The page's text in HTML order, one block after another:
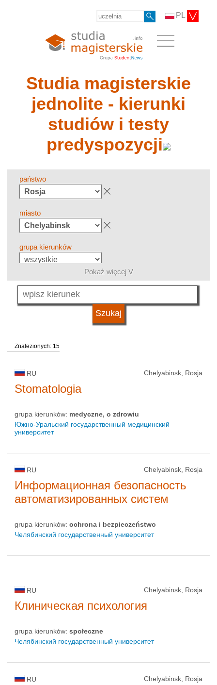
PL
Studia magisterskie
jednolite - kierunki
studiów i testy
predyspozycji
państwo
miasto
grupa kierunków
język
status uczelni
Pokaż więcej V
Znalezionych: 15
RU Chelyabinsk, Rosja
Stomatologia
grupa kierunków: medyczne, o zdrowiu
Южно-Уральский государственный медицинский
университет
RU Chelyabinsk, Rosja
Информационная безопасность
автоматизированных систем
grupa kierunków: ochrona i bezpieczeństwo
Челябинский государственный университет
RU Chelyabinsk, Rosja
Клиническая психология
grupa kierunków: społeczne
Челябинский государственный университет
RU Chelyabinsk, Rosja